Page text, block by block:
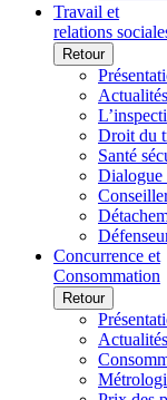
Travail et
relations
Retour
Actualités
Droit du
Santé
Dialogue
Concurrence et
Consommation
Retour
Actualités